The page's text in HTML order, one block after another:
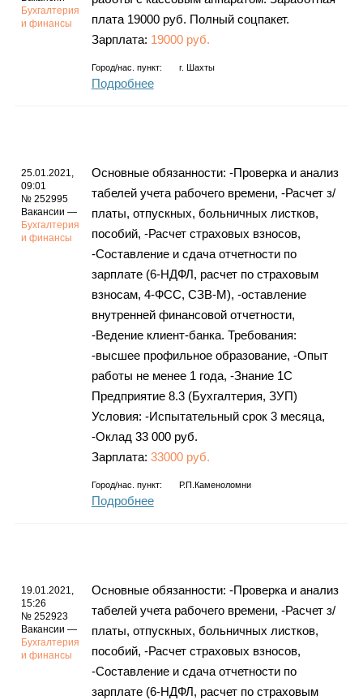
Бухгалтерия
и финансы
плата 19000 руб. Полный соцпакет.
Зарплата: 19000 руб.
Город/нас. пункт: г. Шахты
Подробнее
25.01.2021,
09:01
№ 252995
Вакансии —
Бухгалтерия
и финансы
Основные обязанности: -Проверка и анализ
табелей учета рабочего времени, -Расчет з/
платы, отпускных, больничных листков,
пособий, -Расчет страховых взносов,
-Составление и сдача отчетности по
зарплате (6-НДФЛ, расчет по страховым
взносам, 4-ФСС, СЗВ-М), -оставление
внутренней финансовой отчетности,
-Ведение клиент-банка. Требования:
-высшее профильное образование, -Опыт
работы не менее 1 года, -Знание 1С
Предприятие 8.3 (Бухгалтерия, ЗУП)
Условия: -Испытательный срок 3 месяца,
-Оклад 33 000 руб.
Зарплата: 33000 руб.
Город/нас. пункт: Р.п.Каменоломни
Подробнее
19.01.2021,
15:26
№ 252923
Вакансии —
Бухгалтерия
и финансы
Основные обязанности: -Проверка и анализ
табелей учета рабочего времени, -Расчет з/
платы, отпускных, больничных листков,
пособий, -Расчет страховых взносов,
-Составление и сдача отчетности по
зарплате (6-НДФЛ, расчет по страховым